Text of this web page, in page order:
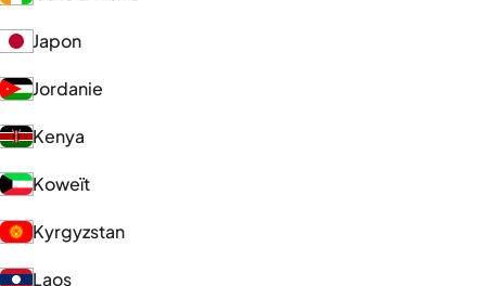
Japon
Jordanie
Kenya
Koweït
Kyrgyzstan
Laos